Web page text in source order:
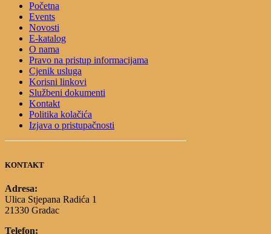
Početna
Events
Novosti
E-katalog
O nama
Pravo na pristup informacijama
Cjenik usluga
Korisni linkovi
Službeni dokumenti
Kontakt
Politika kolačića
Izjava o pristupačnosti
KONTAKT
Adresa:
Ulica Stjepana Radića 1
21330 Gradac
Telefon: